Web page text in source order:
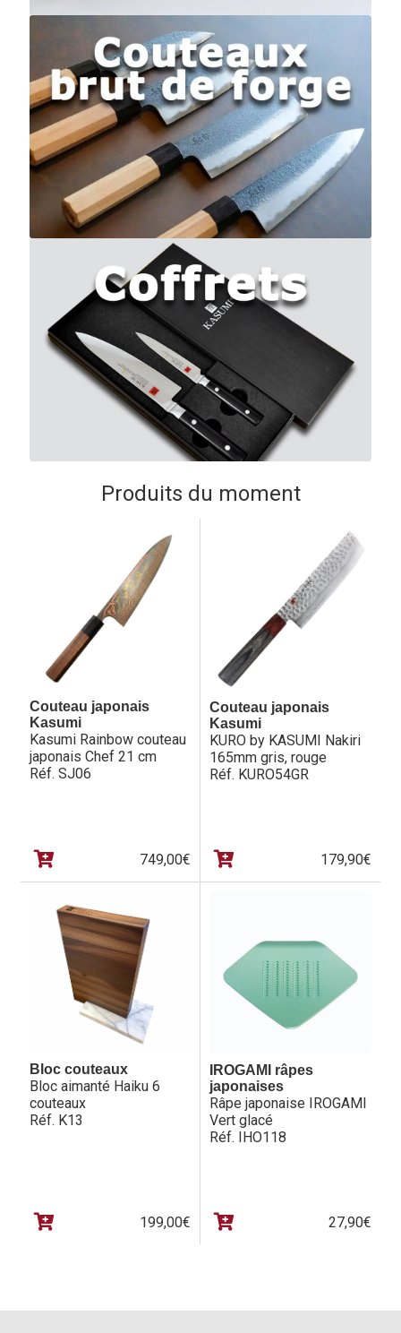
Produits du moment
Couteau japonais
Kasumi
Kasumi Rainbow couteau
japonais Chef 21 cm
Réf. SJ06
749,00€
Couteau japonais
Kasumi
KURO by KASUMI Nakiri
165mm gris, rouge
Réf. KURO54GR
179,90€
Bloc couteaux
Bloc aimanté Haiku 6
couteaux
Réf. K13
199,00€
IROGAMI râpes
japonaises
Râpe japonaise IROGAMI
Vert glacé
Réf. IHO118
27,90€